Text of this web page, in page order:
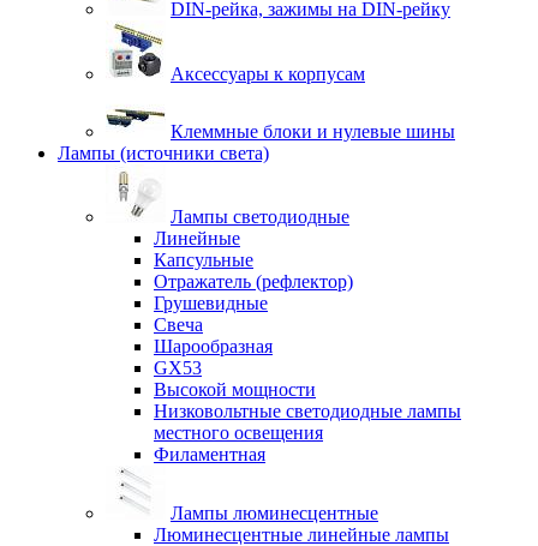
DIN-рейка, зажимы на DIN-рейку
Аксессуары к корпусам
Клеммные блоки и нулевые шины
Лампы (источники света)
Лампы светодиодные
Линейные
Капсульные
Отражатель (рефлектор)
Грушевидные
Свеча
Шарообразная
GX53
Высокой мощности
Низковольтные светодиодные лампы
местного освещения
Филаментная
Лампы люминесцентные
Люминесцентные линейные лампы